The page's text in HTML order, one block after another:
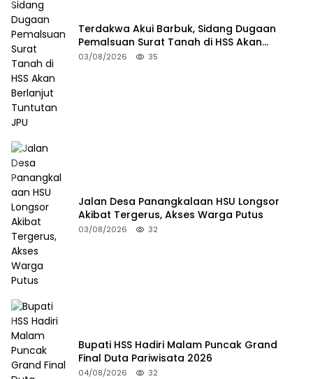
Terdakwa Akui Barbuk, Sidang Dugaan
Pemalsuan Surat Tanah di HSS Akan
Berlanjut Tuntutan JPU
03/08/2026 35
Jalan Desa Panangkalaan HSU Longsor
Akibat Tergerus, Akses Warga Putus
03/08/2026 32
Bupati HSS Hadiri Malam Puncak Grand
Final Duta Pariwisata 2026
04/08/2026 32